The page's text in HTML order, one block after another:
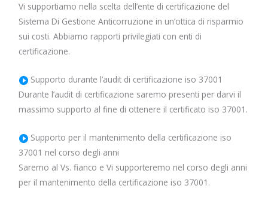
Vi supportiamo nella scelta dell’ente di certificazione del
Sistema Di Gestione Anticorruzione in un’ottica di risparmio
sui costi. Abbiamo rapporti privilegiati con enti di
certificazione.
Supporto durante l’audit di certificazione iso 37001
Durante l’audit di certificazione saremo presenti per darvi il
massimo supporto al fine di ottenere il certificato iso 37001.
Supporto per il mantenimento della certificazione iso
37001 nel corso degli anni
Saremo al Vs. fianco e Vi supporteremo nel corso degli anni
per il mantenimento della certificazione iso 37001.